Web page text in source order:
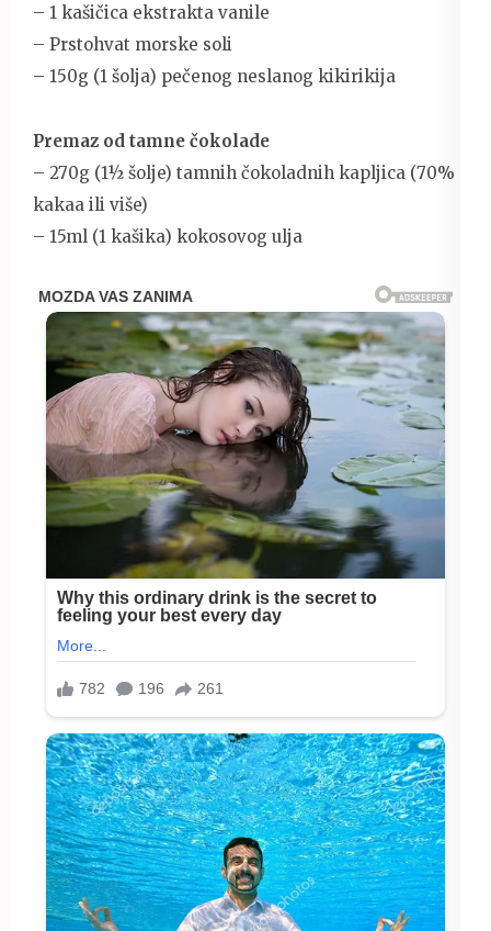
– 1 kašičica ekstrakta vanile
– Prstohvat morske soli
– 150g (1 šolja) pečenog neslanog kikirikija
Premaz od tamne čokolade
– 270g (1½ šolje) tamnih čokoladnih kapljica (70%
kakaa ili više)
– 15ml (1 kašika) kokosovog ulja